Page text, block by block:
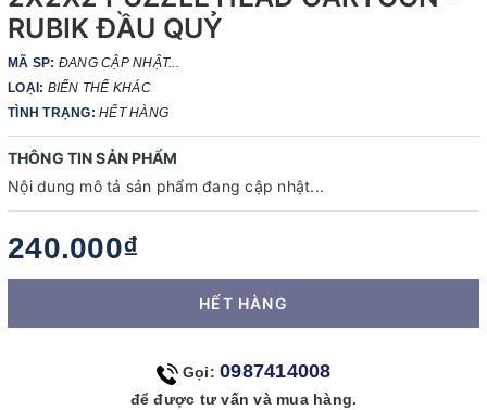
RUBIK ĐẦU QUỶ
MÃ SP: ĐANG CẬP NHẬT...
LOẠI: BIẾN THỂ KHÁC
TÌNH TRẠNG: HẾT HÀNG
THÔNG TIN SẢN PHẨM
Nội dung mô tả sản phẩm đang cập nhật...
240.000₫
HẾT HÀNG
Gọi: 0987414008
để được tư vấn và mua hàng.